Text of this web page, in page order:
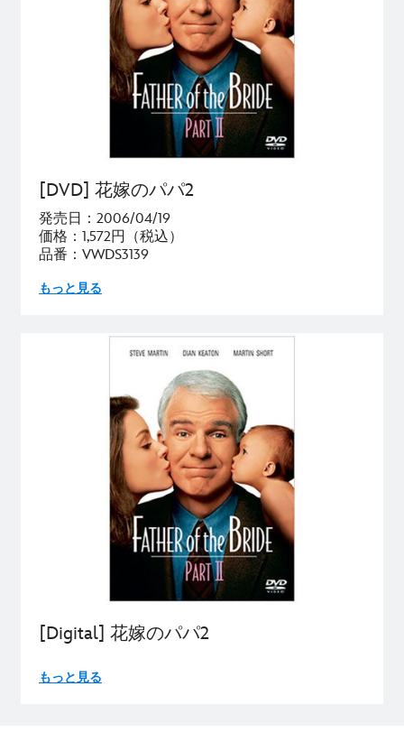
[DVD] 花嫁のパパ2
発売日：2006/04/19
価格：1,572円（税込）
品番：VWDS3139
もっと見る
[Digital] 花嫁のパパ2
もっと見る